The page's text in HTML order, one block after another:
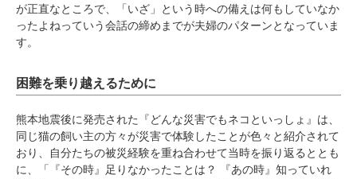
が正直なところで、「いざ」という時への備えは何もしていなか
ったよねっていう会話の締めまでが夫婦のパターンとなっていま
す。
困難を乗り越えるために
熊本地震後に発売された『どんな災害でもネコといっしょ』は、
同じ猫の飼い主の方々が災害で体験したことが色々と紹介されて
おり、自分たちの被災経験を重ね合わせて当時を振り返るととも
に、「『その時』足りなかったことは？ 『あの時』知っていれ